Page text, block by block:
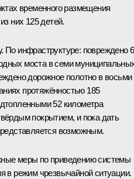
временного размещения
них 125 детей.
По инфраструктуре: повреждено
моста в семи
дорожное полотно в восьми
протяжённостью 185
52 километра
покрытием, и пока дать
возможным.
меры по приведению системы
в режим чрезвычайной ситуации.